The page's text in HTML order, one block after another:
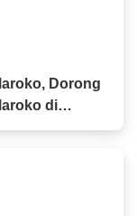
Dorong
di